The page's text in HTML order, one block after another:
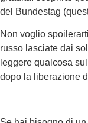
del Bundestag
Non voglio
russo lasciate dai
leggere qualcosa
dopo la liberazione